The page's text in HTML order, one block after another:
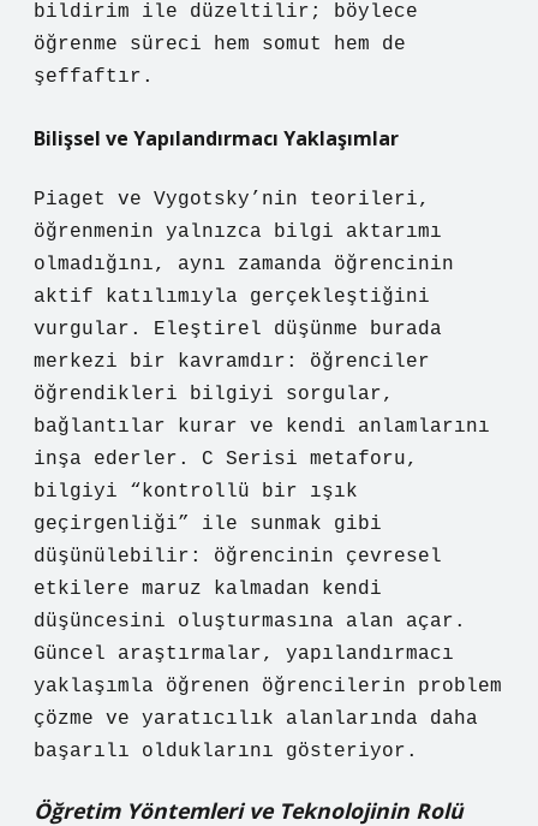
bildirim ile düzeltilir; böylece
öğrenme süreci hem somut hem de
şeffaftır.
Bilişsel ve Yapılandırmacı Yaklaşımlar
Piaget ve Vygotsky’nin teorileri,
öğrenmenin yalnızca bilgi aktarımı
olmadığını, aynı zamanda öğrencinin
aktif katılımıyla gerçekleştiğini
vurgular. Eleştirel düşünme burada
merkezi bir kavramdır: öğrenciler
öğrendikleri bilgiyi sorgular,
bağlantılar kurar ve kendi anlamlarını
inşa ederler. C Serisi metaforu,
bilgiyi “kontrollü bir ışık
geçirgenliği” ile sunmak gibi
düşünülebilir: öğrencinin çevresel
etkilere maruz kalmadan kendi
düşüncesini oluşturmasına alan açar.
Güncel araştırmalar, yapılandırmacı
yaklaşımla öğrenen öğrencilerin problem
çözme ve yaratıcılık alanlarında daha
başarılı olduklarını gösteriyor.
Öğretim Yöntemleri ve Teknolojinin Rolü